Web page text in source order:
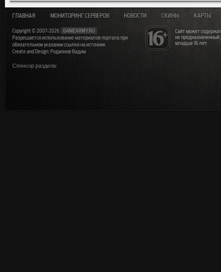
Сайт может
не
младше 16 лет
ГЛАВНАЯ МОНИТОРИНГ СЕРВЕРОВ НОВОСТИ СКИНЫ КАРТЫ
Copyright © 2007-2026
GAMEARMY.RU
Разрешается использование материалов портала при
обязательном указании ссылки на источник
Create and Design: Родионов Вадим
Спонсор раздела: